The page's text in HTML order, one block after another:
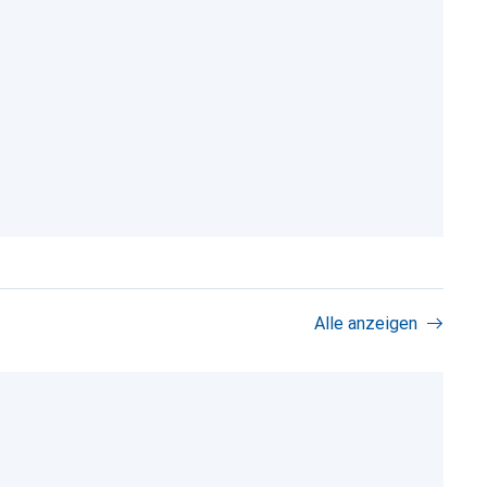
Alle anzeigen